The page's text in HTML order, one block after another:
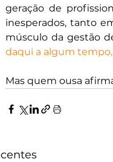
geração de
inesperados, tanto
músculo da gestão
daqui a algum
Mas quem ousa